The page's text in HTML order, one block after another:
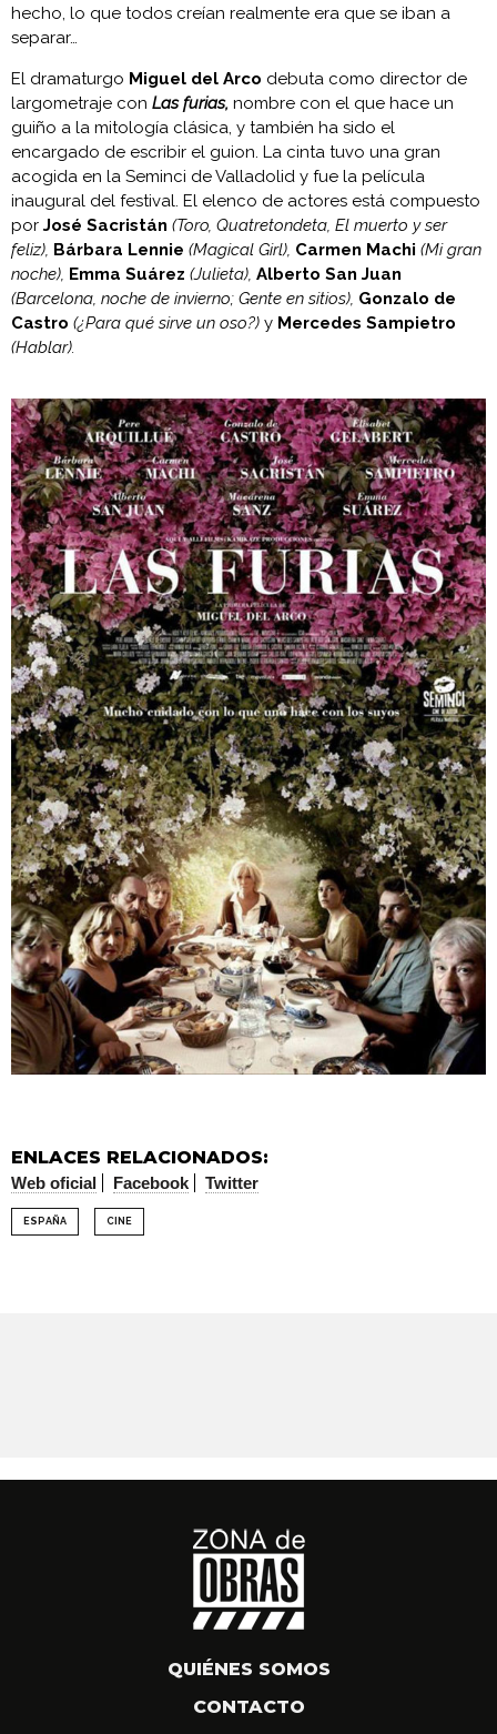
hecho, lo que todos creían realmente era que se iban a
separar…
El dramaturgo Miguel del Arco debuta como director de
largometraje con Las furias, nombre con el que hace un
guiño a la mitología clásica, y también ha sido el
encargado de escribir el guion. La cinta tuvo una gran
acogida en la Seminci de Valladolid y fue la película
inaugural del festival. El elenco de actores está compuesto
por José Sacristán (Toro, Quatretondeta, El muerto y ser
feliz), Bárbara Lennie (Magical Girl), Carmen Machi (Mi gran
noche), Emma Suárez (Julieta), Alberto San Juan
(Barcelona, noche de invierno; Gente en sitios), Gonzalo de
Castro (¿Para qué sirve un oso?) y Mercedes Sampietro
(Hablar).
ENLACES RELACIONADOS:
Web oficial Facebook Twitter
ESPAÑA CINE
QUIÉNES SOMOS
CONTACTO